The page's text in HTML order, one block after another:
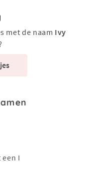
met de naam Ivy
I